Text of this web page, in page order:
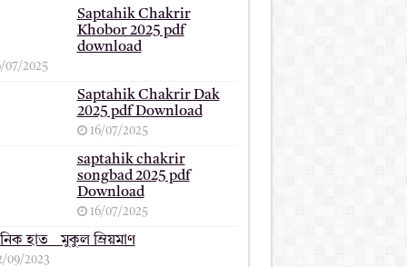
Saptahik Chakrir
Khobor 2025 pdf
download
07/2025
Saptahik Chakrir Dak
2025 pdf Download
16/07/2025
saptahik chakrir
songbad 2025 pdf
Download
16/07/2025
হাত _ মুকুল ম্রিয়মাণ
09/2023